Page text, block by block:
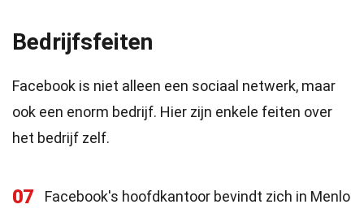
Bedrijfsfeiten
Facebook is niet alleen een sociaal netwerk, maar
ook een enorm bedrijf. Hier zijn enkele feiten over
het bedrijf zelf.
07
Facebook's hoofdkantoor bevindt zich in Menlo